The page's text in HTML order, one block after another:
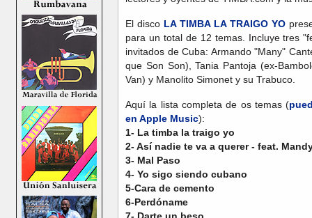
El disco LA TIMBA LA TRAIGO YO
para un total de 12 temas. Incluye tres
invitados de Cuba: Armando "Many"
que Son Son), Tania Pantoja (ex-
Van) y Manolito Simonet y su Trabuco.
Aquí la lista completa de os temas (
en Apple Music):
1- La timba la traigo yo
2- Así nadie te va a querer - feat.
3- Mal Paso
4- Yo sigo siendo cubano
5-Cara de cemento
6-Perdóname
7- Darte un beso